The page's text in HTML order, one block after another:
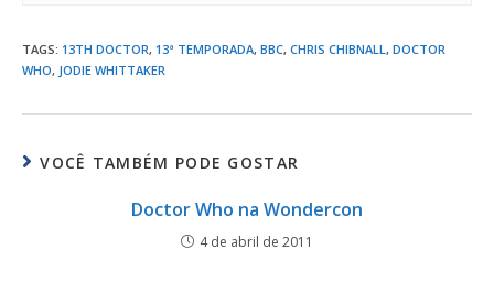
TAGS: 13TH DOCTOR, 13ª TEMPORADA, BBC, CHRIS CHIBNALL , DOCTOR
WHO, JODIE WHITTAKER
VOCÊ TAMBÉM PODE GOSTAR
Doctor Who na Wondercon
4 de abril de 2011